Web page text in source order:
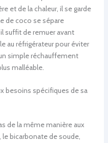
et de la chaleur, il se garde
de coco se sépare
suffit de remuer avant
au réfrigérateur pour éviter
simple réchauffement
malléable.
besoins spécifiques de sa
de la même manière aux
bicarbonate de soude,